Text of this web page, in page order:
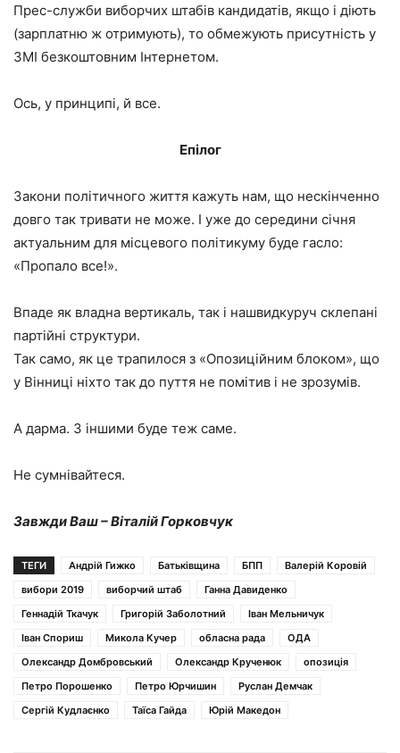
Прес-служби виборчих штабів кандидатів, якщо і діють
(зарплатню ж отримують), то обмежують присутність у
ЗМІ безкоштовним Інтернетом.
Ось, у принципі, й все.
Епілог
Закони політичного життя кажуть нам, що нескінченно
довго так тривати не може. І уже до середини січня
актуальним для місцевого політикуму буде гасло:
«Пропало все!».
Впаде як владна вертикаль, так і нашвидкуруч склепані
партійні структури.
Так само, як це трапилося з «Опозиційним блоком», що
у Вінниці ніхто так до пуття не помітив і не зрозумів.
А дарма. З іншими буде теж саме.
Не сумнівайтеся.
Завжди Ваш – Віталій Горковчук
ТЕГИ Андрій Гижко Батьківщина БПП
Валерій Коровій
вибори 2019
виборчий штаб
Ганна Давиденко
Геннадій Ткачук
Григорій Заболотний
Іван Мельничук
Іван Спориш
Микола Кучер обласна рада
ОДА
Олександр Домбровський
Олександр Крученюк
опозиція
Петро Порошенко
Петро Юрчишин
Руслан Демчак
Сергій Кудлаєнко
Таїса Гайда Юрій Македон